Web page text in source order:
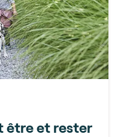
être et rester